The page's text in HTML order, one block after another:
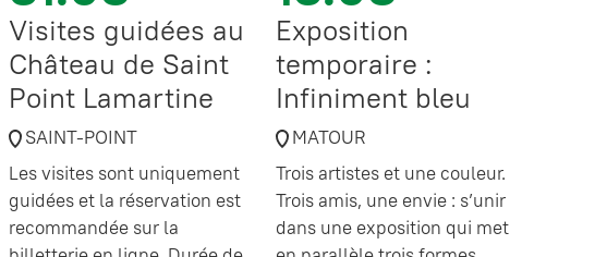
Visites guidées au
Château de Saint
Point Lamartine
SAINT-POINT
Les visites sont uniquement
guidées et la réservation est
recommandée sur la
Exposition
temporaire :
Infiniment bleu
MATOUR
Trois artistes et une couleur.
Trois amis, une envie : s’unir
dans une exposition qui met